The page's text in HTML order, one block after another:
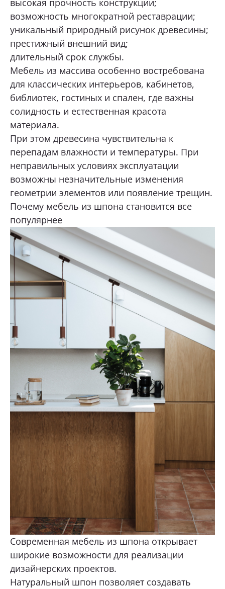
высокая прочность конструкции;
возможность многократной реставрации;
уникальный природный рисунок древесины;
престижный внешний вид;
длительный срок службы.
Мебель из массива особенно востребована
для классических интерьеров, кабинетов,
библиотек, гостиных и спален, где важны
солидность и естественная красота
материала.
При этом древесина чувствительна к
перепадам влажности и температуры. При
неправильных условиях эксплуатации
возможны незначительные изменения
геометрии элементов или появление трещин.
Почему мебель из шпона становится все
популярнее
Современная мебель из шпона открывает
широкие возможности для реализации
дизайнерских проектов.
Натуральный шпон позволяет создавать